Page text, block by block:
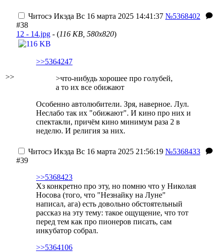
>>
Читосэ Икэда Вс 16 марта 2025 14:41:37 №5368402
#38
12 - 14.jpg - (116 KB, 580x820)
>>5364247
>что-нибудь хорошее про голубей,
а то их все обижают
Особенно автолюбители. Зря, наверное. Лул.
Неслабо так их "обижают". И кино про них и
спектакли, причём кино минимум раза 2 в
неделю. И религия за них.
Читосэ Икэда Вс 16 марта 2025 21:56:19 №5368433
#39
>>5368423
Хз конкретно про эту, но помню что у Николая
Носова (того, что "Незнайку на Луне"
написал, ага) есть довольно обстоятельный
рассказ на эту тему: такое ощущение, что тот
перед тем как про пионеров писать, сам
инкубатор собрал.
>>5364106